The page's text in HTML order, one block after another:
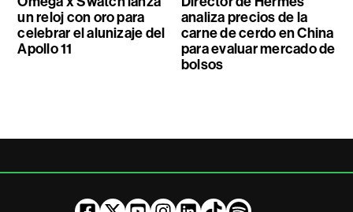
un reloj con oro para
celebrar el alunizaje del
Apollo 11
analiza precios de la
carne de cerdo en China
para evaluar mercado de
bolsos